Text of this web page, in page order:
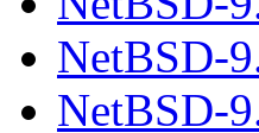
NetBSD-
NetBSD-